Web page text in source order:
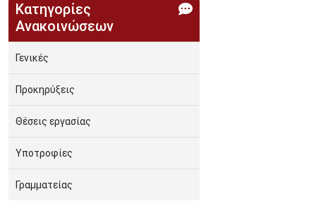
Κατηγορίες
Ανακοινώσεων
Γενικές
Προκηρύξεις
Θέσεις εργασίας
Υποτροφίες
Γραμματείας